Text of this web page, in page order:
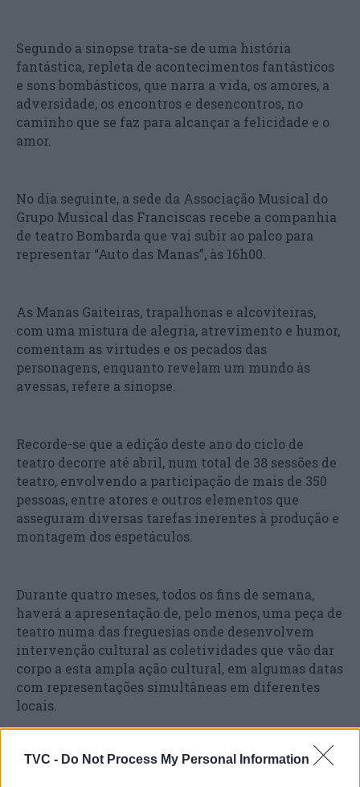
TVC - Do Not Process My Personal Information
Segundo a sinopse trata-se de uma história
fantástica, repleta de acontecimentos fantásticos
e sons bombásticos, que narra a vida, os amores, a
adversidade, os encontros e desencontros, no
caminho que se faz para alcançar a felicidade e o
amor.
No dia seguinte, a sede da Associação Musical do
Grupo Musical das Franciscas recebe a companhia
de teatro Bombarda que vai subir ao palco para
representar “Auto das Manas”, às 16h00.
As Manas Gaiteiras, trapalhonas e alcoviteiras,
com uma mistura de alegria, atrevimento e humor,
comentam as virtudes e os pecados das
personagens, enquanto revelam um mundo às
avessas, refere a sinopse.
Recorde-se que a edição deste ano do ciclo de
teatro decorre até abril, num total de 38 sessões de
teatro, envolvendo a participação de mais de 350
pessoas, entre atores e outros elementos que
asseguram diversas tarefas inerentes à produção e
montagem dos espetáculos.
Durante quatro meses, todos os fins de semana,
haverá a apresentação de, pelo menos, uma peça de
teatro numa das freguesias onde desenvolvem
intervenção cultural as coletividades que vão dar
corpo a esta ampla ação cultural, em algumas datas
com representações simultâneas em diferentes
locais.